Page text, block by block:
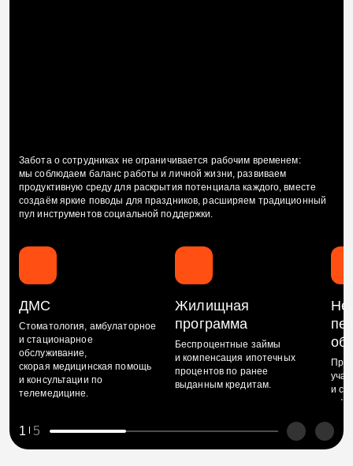
Забота о сотрудниках не ограничивается рабочим временем:
мы соблюдаем баланс работы и личной жизни, развиваем
продуктивную среду для раскрытия потенциала каждого, вместе
создаём яркие поводы для праздников, расширяем традиционный
пул инструментов социальной поддержки.
ДМС
Стоматология, амбулаторное
и стационарное
обслуживание,
скорая медицинская помощь
и консультации по
телемедицине.
Жилищная
программа
Беспроцентные займы
и компенсация ипотечных
процентов по ранее
выданным кредитам.
и
в
и
1 5